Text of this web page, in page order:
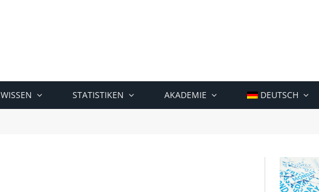
WISSEN STATISTIKEN AKADEMIE DEUTSCH